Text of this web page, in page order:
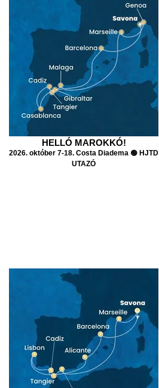
HELLÓ MAROKKÓ!
2026. október 7-18. Costa Diadema 🟢 HJTD
UTAZÓ